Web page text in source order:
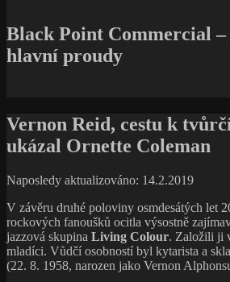
Black Point Commercial
hlavní proudy
Vernon Reid, cestu k
ukázal Ornette Coleman
Naposledy aktualizováno: 14.2.2019
V závěru druhé poloviny osmdesátých let
rockových fanoušků ocitla výsostně
jazzová skupina Living Colour. Založili ji
mladíci. Vůdčí osobností byl kytarista a
(22. 8. 1958, narozen jako Vernon